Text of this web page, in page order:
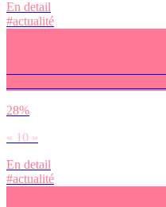
En detail
#actualité
28%
« 10 »
En detail
#actualité